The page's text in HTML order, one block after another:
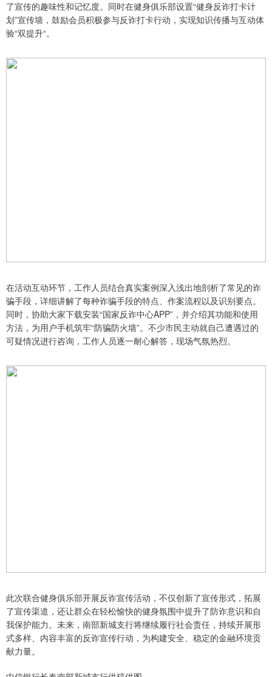
了宣传的趣味性和记忆度。同时在健身俱乐部设置“健身反诈打卡计
划”宣传墙，鼓励会员积极参与反诈打卡行动，实现知识传播与互动体
验“双提升“。
在活动互动环节，工作人员结合真实案例深入浅出地剖析了常见的诈
骗手段，详细讲解了每种诈骗手段的特点、作案流程以及识别要点。
同时，协助大家下载安装“国家反诈中心APP”，并介绍其功能和使用
方法，为用户手机筑牢“防骗防火墙”。不少市民主动就自己遭遇过的
可疑情况进行咨询，工作人员逐一耐心解答，现场气氛热烈。
此次联合健身俱乐部开展反诈宣传活动，不仅创新了宣传形式，拓展
了宣传渠道，还让群众在轻松愉快的健身氛围中提升了防诈意识和自
我保护能力。未来，南部新城支行将继续履行社会责任，持续开展形
式多样、内容丰富的反诈宣传行动，为构建安全、稳定的金融环境贡
献力量。